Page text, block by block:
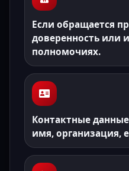
Если обращается
доверенность или
полномочиях.
Контактные
имя, организация,